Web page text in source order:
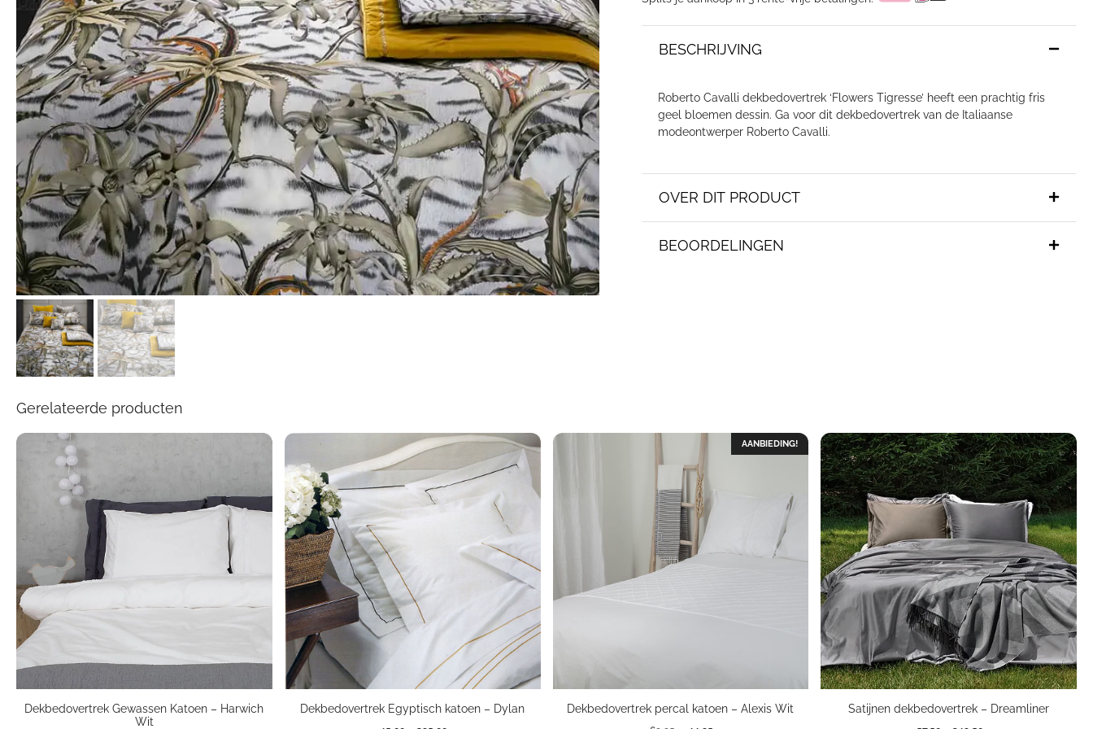
BESCHRIJVING
Roberto Cavalli dekbedovertrek ‘Flowers Tigresse’ heeft een prachtig fris
geel bloemen dessin. Ga voor dit dekbedovertrek van de Italiaanse
modeontwerper Roberto Cavalli.
OVER DIT PRODUCT
BEOORDELINGEN
Gerelateerde producten
Dekbedovertrek Gewassen Katoen – Harwich
Wit
Dekbedovertrek Egyptisch katoen – Dylan
AANBIEDING!
Dekbedovertrek percal katoen – Alexis Wit Satijnen dekbedovertrek – Dreamliner